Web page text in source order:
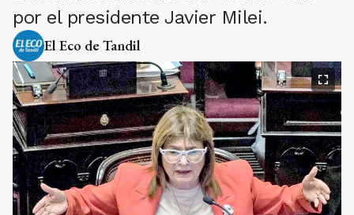
por el presidente Javier Milei.
El Eco de Tandil